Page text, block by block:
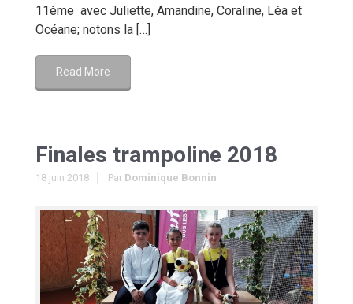
11ème avec Juliette, Amandine, Coraline, Léa et
Océane; notons la […]
Read More
Finales trampoline 2018
18 juin 2018 Par Dominique Bonnin